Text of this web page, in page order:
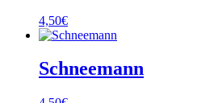
4,50€
Schneemann